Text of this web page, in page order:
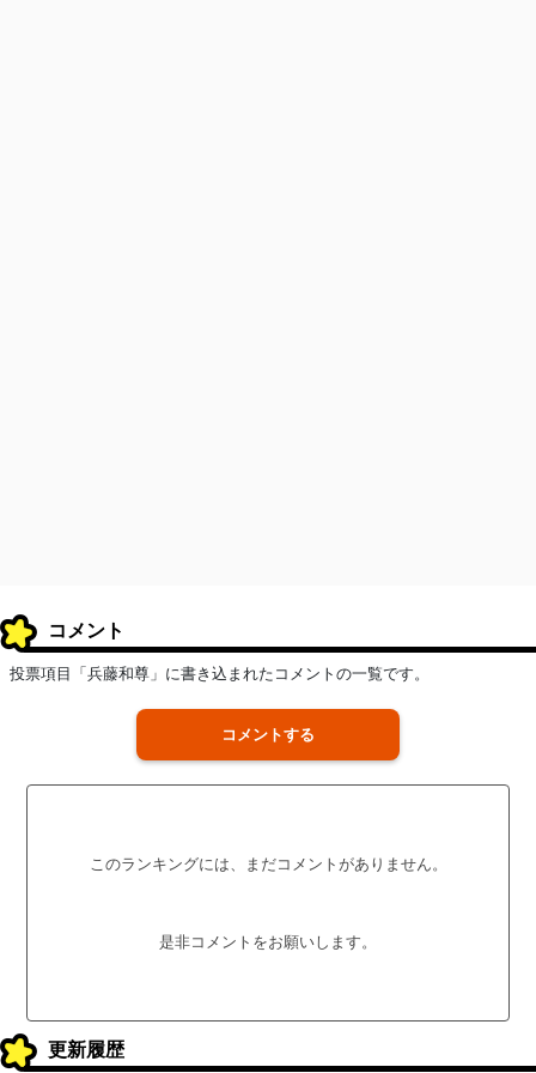
コメント
投票項目「兵藤和尊」に書き込まれたコメントの一覧です。
コメントする
このランキングには、まだコメントがありません。
是非コメントをお願いします。
更新履歴